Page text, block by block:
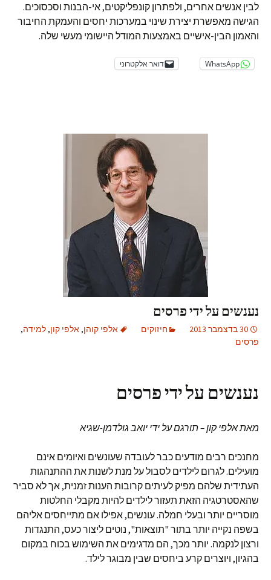
לבין אנשים אחרים, ולפתרון קונפליקטים, אי-הבנות וסכסוכים.
הגישה מאפשרת יצירת שינוי במערכות יחסים והעמקת החיבור
והאמון הבין-אישיים באמצעות המודל היישומי מעשי שלה.
WhatsApp דואר אלקטרוני
נענשים על ידי פרסים
30 בדצמבר 2013 חיזוקים אלפי קוהן, אלפי קון, למידה,
פרסים
נענשים על ידי פרסים
מאת אלפי קון – תורגם על ידי יואב גולדמן-שגיא
מחנכים רבים מודעים כבר לעובדה שעונשים ואיומים אינם
מועילים. לגרום לילדים לסבול על מנת לשנות את ההתנהגות
העתידית שלהם מפיק לעיתים קרובות הענות זמנית, אך לא סביר
שהאסטרטגיה הזאת תעזור לילדים להיות מקבלי החלטות
מוסריים יותר ובעלי חמלה. עונשים, אפילו אם מתייחסים אליהם
בשפה נקייה יותר בתור "תוצאות", נוטים ליצור כעס, התנגדות
ורצון לנקמה. יותר מכך, הם מדגימים את השימוש בכוח במקום
בהגיון, ויוצרים קרע ביחסים שבין מבוגר לילד.